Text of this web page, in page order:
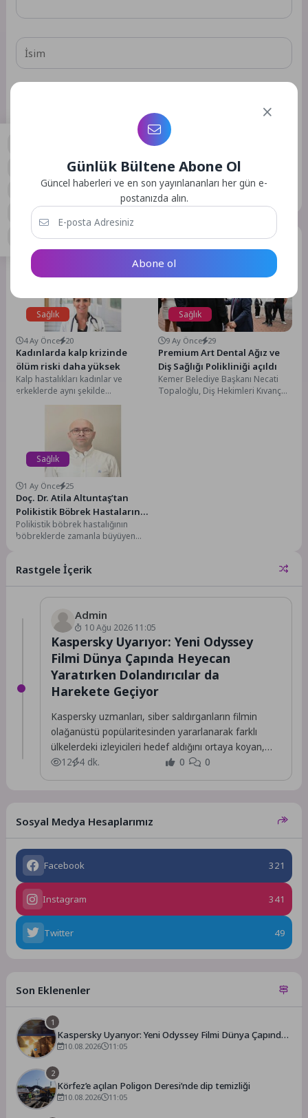
Daha sonraki yorumlarımda kullanılması için adım, e-posta
GÖNDER
Benzer Yazılar
Sağlık
4 Ay Önce 20
Kadınlarda kalp krizinde
ölüm riski daha yüksek
Kalp hastalıkları kadınlar ve
erkeklerde aynı şekilde
ilerlemiyor, özellikle ölüm
Sağlık
9 Ay Önce 29
Premium Art Dental Ağız ve
Diş Sağlığı Polikliniği açıldı
Kemer Belediye Başkanı Necati
Topaloğlu, Diş Hekimleri Kıvanç
Sağlık
1 Ay Önce 25
Doç. Dr. Atila Altuntaş’tan
Polikistik Böbrek Hastalarına
Önemli Uyarılar
Polikistik böbrek hastalığının
böbreklerde zamanla büyüyen
Rastgele İçerik
Admin
10 Ağu 2026 11:05
Kaspersky Uyarıyor: Yeni Odyssey
Filmi Dünya Çapında Heyecan
Yaratırken Dolandırıcılar da
Harekete Geçiyor
Kaspersky uzmanları, siber saldırganların filmin
olağanüstü popülaritesinden yararlanarak farklı
ülkelerdeki izleyicileri hedef aldığını ortaya koyan,
çok dilli dolandırıcılık siteleri tespit...
12 4 dk. 0 0
Sosyal Medya Hesaplarımız
Facebook 321
Instagram 341
Twitter 49
Son Eklenenler
1
Kaspersky Uyarıyor: Yeni Odyssey Filmi Dünya Çapında
Heyecan Yaratırken Dolandırıcılar da Harekete Geçiyor
10.08.2026 11:05
2
Körfez’e açılan Poligon Deresi’nde dip temizliği
10.08.2026 11:05
Günlük Bültene Abone Ol
Güncel haberleri ve en son yayınlananları her gün e-
postanızda alın.
Abone ol